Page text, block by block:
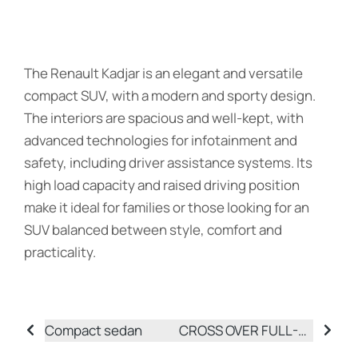
The Renault Kadjar is an elegant and versatile
compact SUV, with a modern and sporty design.
The interiors are spacious and well-kept, with
advanced technologies for infotainment and
safety, including driver assistance systems. Its
high load capacity and raised driving position
make it ideal for families or those looking for an
SUV balanced between style, comfort and
practicality.
Compact sedan CROSS OVER FULL-HYBRID